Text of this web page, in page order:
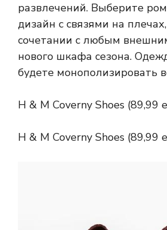
развлечений. Выберите
дизайн с связями на
сочетании с любым
нового шкафа сезона.
будете монополизировать
H & M Coverny Shoes (89,99
H & M Coverny Shoes (89,99